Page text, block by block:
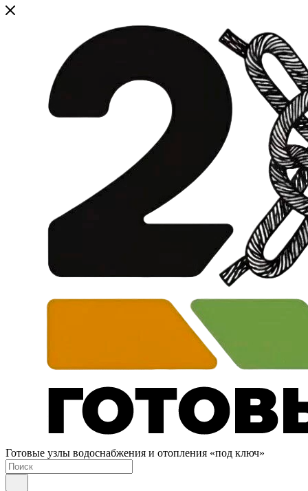
Готовые узлы водоснабжения и отопления «под ключ»